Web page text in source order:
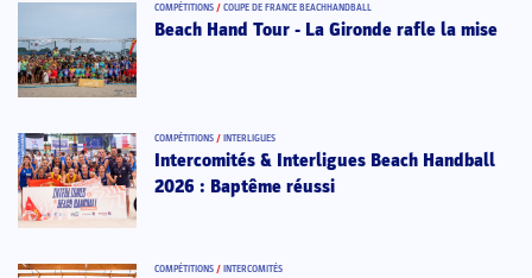
COMPÉTITIONS / COUPE DE FRANCE BEACHHANDBALL
Beach Hand Tour - La Gironde rafle la mise
COMPÉTITIONS / INTERLIGUES
Intercomités & Interligues Beach Handball
2026 : Baptême réussi
COMPÉTITIONS / INTERCOMITÉS